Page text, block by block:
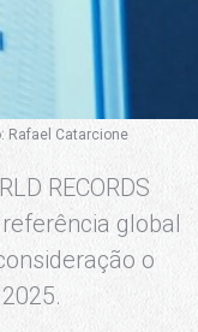
Rafael Catarcione
RECORDS
global
o